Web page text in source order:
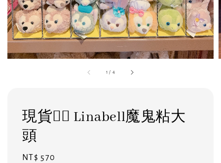
1 / 4
現貨❤️‍🔥 Linabell魔鬼粘大
頭
Regular
NT$ 570